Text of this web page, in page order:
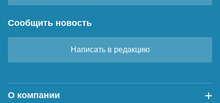
Сообщить новость
Написать в редакцию
О компании